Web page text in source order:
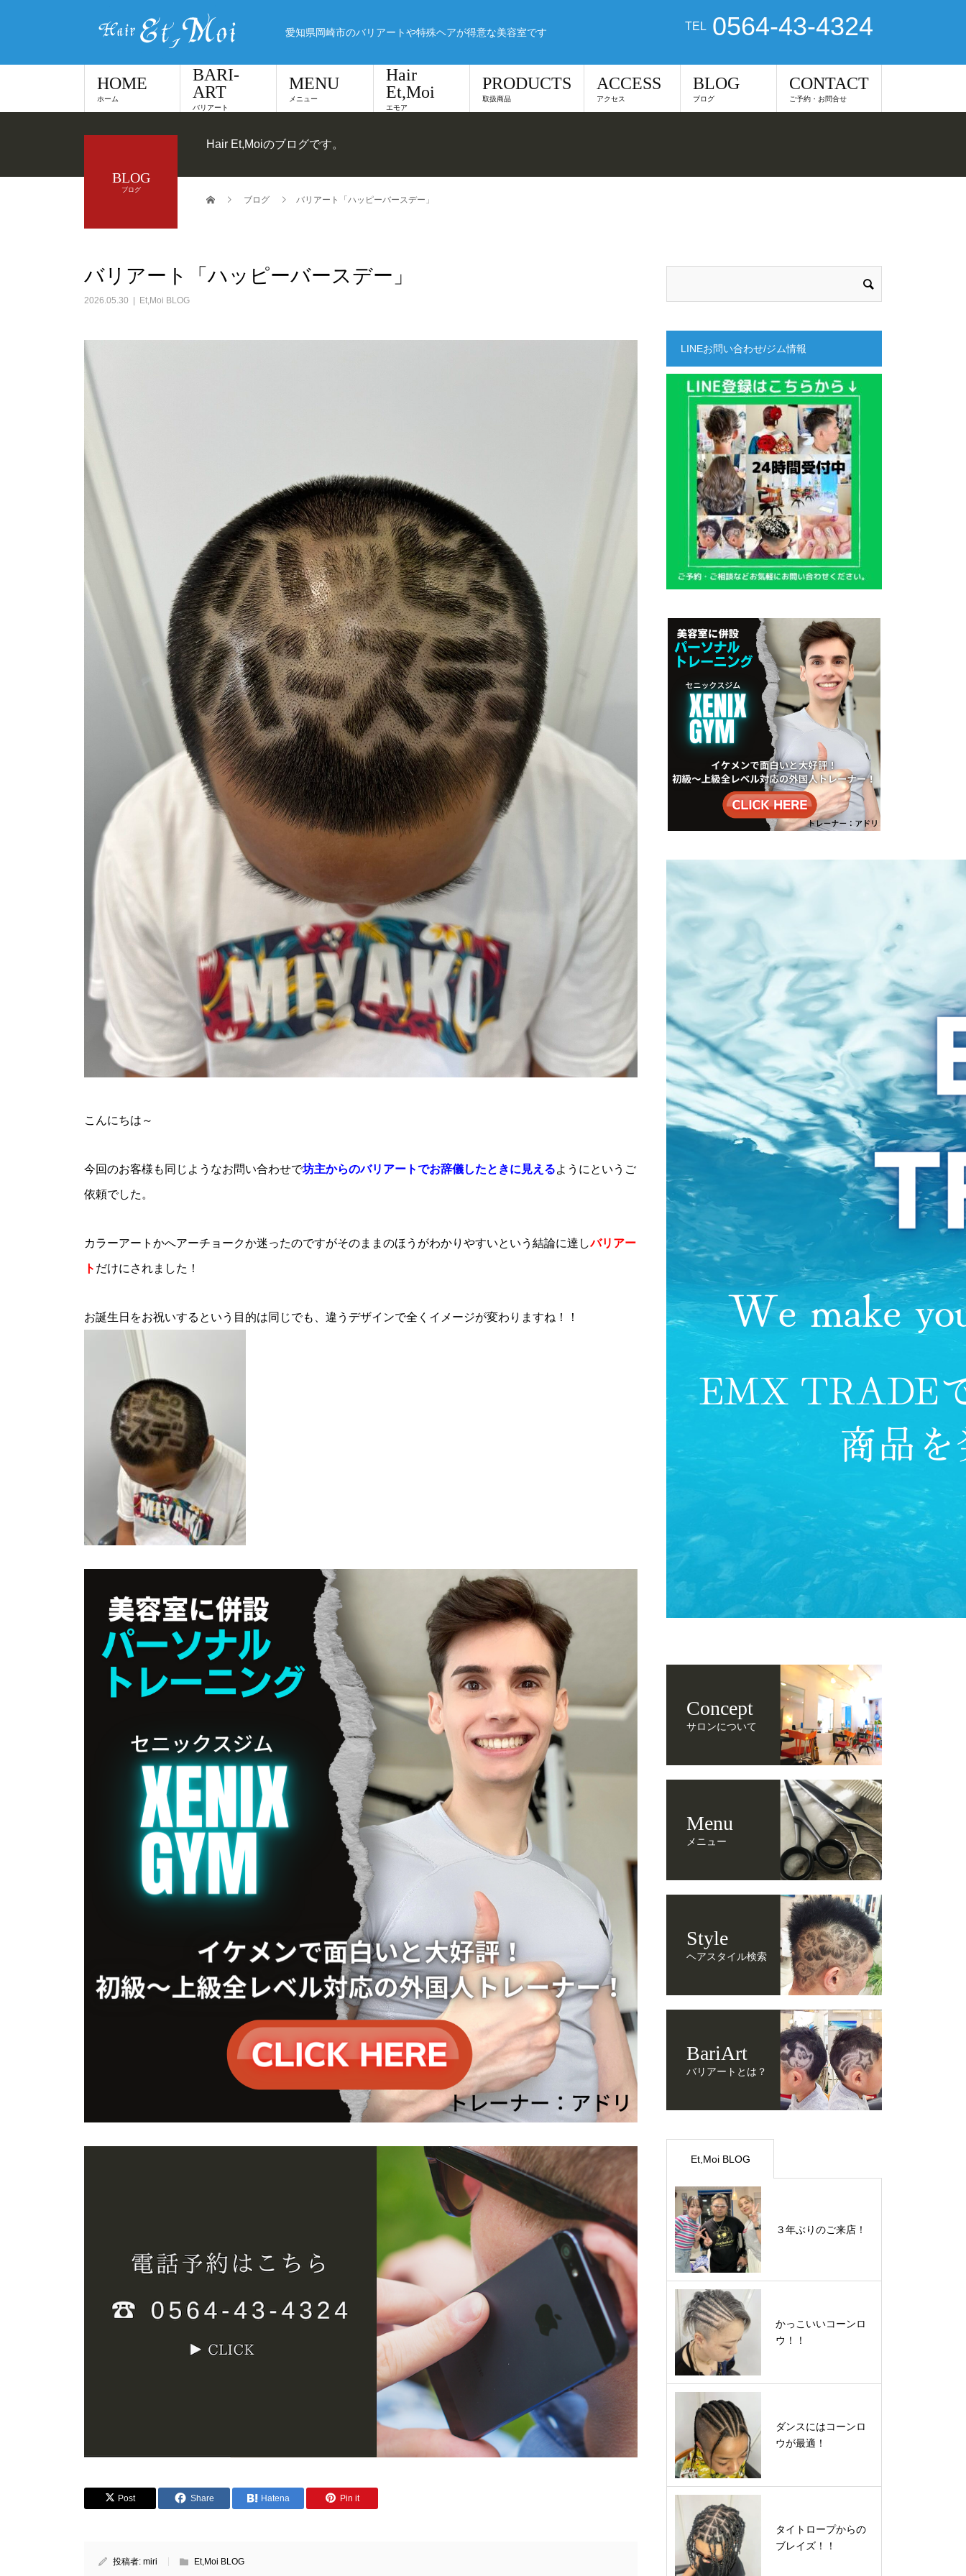
愛知県岡崎市のバリアートや特殊ヘアが得意な美容室です TEL 0564-43-4324
HOME
ホーム
BARI-
ART
バリアート
MENU
メニュー
Hair
Et,Moi
エモア
PRODUCTS
取扱商品
ACCESS
アクセス
BLOG
ブログ
CONTACT
ご予約・お問合せ
BLOG
ブログ
Hair Et,Moiのブログです。
ブログ バリアート「ハッピーバースデー」
バリアート「ハッピーバースデー」
2026.05.30 Et,Moi BLOG
こんにちは～
今回のお客様も同じようなお問い合わせで坊主からのバリアートでお辞儀したときに見えるようにというご
依頼でした。
カラーアートかへアーチョークか迷ったのですがそのままのほうがわかりやすいという結論に達しバリアー
ト だけにされました！
お誕生日をお祝いするという目的は同じでも、違うデザインで全くイメージが変わりますね！！
Post Share Hatena Pin it
投稿者: miri Et,Moi BLOG
LINEお問い合わせ/ジム情報
Concept
サロンについて
Menu
メニュー
Style
ヘアスタイル検索
BariArt
バリアートとは？
Et,Moi BLOG
３年ぶりのご来店！
かっこいいコーンロ
ウ！！
ダンスにはコーンロ
ウが最適！
タイトロープからの
ブレイズ！！